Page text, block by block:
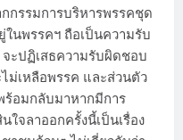
กรรมการบริหารพรรคชุด
นพรรคฯ ถือเป็นความรับ
ะปฏิเสธความรับผิดชอบ
ม่เหลือพรรค และส่วนตัว
ร้อมกลับมาหากมีการ
ใจลาออกครั้งนี้เป็นเรื่อง